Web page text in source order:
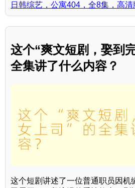
日韩综艺，公寓404，全8集，高清
这个“爽文短剧，娶到
全集讲了什么内容？
这个短剧讲述了一位普通职员因机